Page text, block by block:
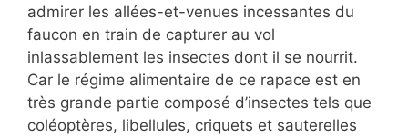
admirer les allées-et-venues incessantes du
faucon en train de capturer au vol
inlassablement les insectes dont il se nourrit.
Car le régime alimentaire de ce rapace est en
très grande partie composé d’insectes tels que
coléoptères, libellules, criquets et sauterelles